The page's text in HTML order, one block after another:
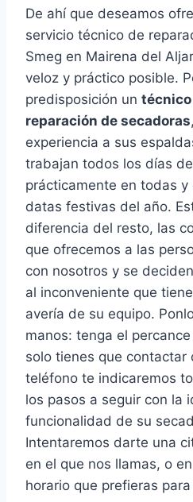
De ahí que deseamos
servicio técnico de
Smeg en Mairena del
veloz y práctico posible.
predisposición un
reparación de secadoras
experiencia a sus
trabajan todos los días
prácticamente en todas y
datas festivas del año.
diferencia del resto, las
que ofrecemos a las
con nosotros y se
al inconveniente que
avería de su equipo.
manos: tenga el
solo tienes que contactar
teléfono te indicaremos
los pasos a seguir con la
funcionalidad de su
Intentaremos darte una
en el que nos llamas, o
horario que prefieras